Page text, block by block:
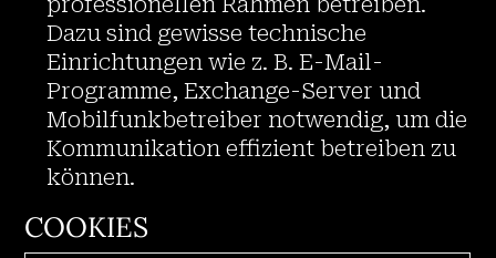
Dazu sind gewisse technische
Einrichtungen wie z. B. E-Mail-
Programme, Exchange-Server und
Mobilfunkbetreiber notwendig, um die
Kommunikation effizient betreiben zu
können.
COOKIES